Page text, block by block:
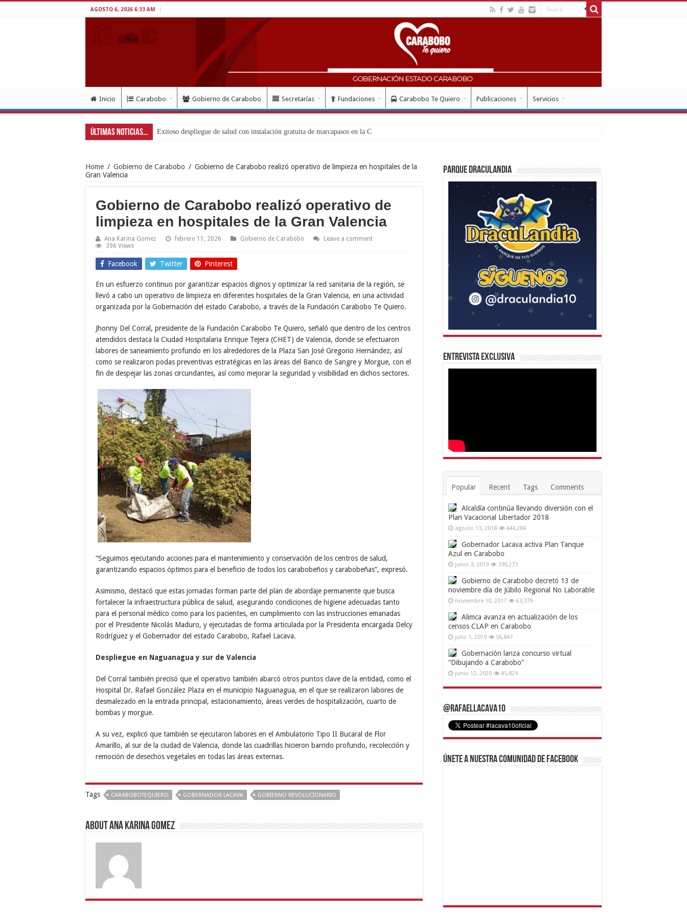
AGOSTO 6, 2026 6:33 AM
Inicio Carabobo Gobierno de Carabobo Secretarías Fundaciones Carabobo Te Quiero Publicaciones Servicios
Últimas Noticias...
Home / Gobierno de Carabobo / Gobierno de Carabobo realizó operativo de limpieza en hospitales de la
Gran Valencia
Gobierno de Carabobo realizó operativo de
limpieza en hospitales de la Gran Valencia
Ana Karina Gomez febrero 11, 2026 Gobierno de Carabobo
Leave a comment
396 Views
Facebook Twitter Pinterest
En un esfuerzo continuo por garantizar espacios dignos y optimizar la red sanitaria de la región, se
llevó a cabo un operativo de limpieza en diferentes hospitales de la Gran Valencia, en una actividad
organizada por la Gobernación del estado Carabobo, a través de la Fundación Carabobo Te Quiero.
Jhonny Del Corral, presidente de la Fundación Carabobo Te Quiero, señaló que dentro de los centros
atendidos destaca la Ciudad Hospitalaria Enrique Tejera (CHET) de Valencia, donde se efectuaron
labores de saneamiento profundo en los alrededores de la Plaza San José Gregorio Hernández, así
como se realizaron podas preventivas estratégicas en las áreas del Banco de Sangre y Morgue, con el
fin de despejar las zonas circundantes, así como mejorar la seguridad y visibilidad en dichos sectores.
“Seguimos ejecutando acciones para el mantenimiento y conservación de los centros de salud,
garantizando espacios óptimos para el beneficio de todos los carabobeños y carabobeñas”, expresó.
Asimismo, destacó que estas jornadas forman parte del plan de abordaje permanente que busca
fortalecer la infraestructura pública de salud, asegurando condiciones de higiene adecuadas tanto
para el personal médico como para los pacientes, en cumplimiento con las instrucciones emanadas
por el Presidente Nicolás Maduro, y ejecutadas de forma articulada por la Presidenta encargada Delcy
Rodríguez y el Gobernador del estado Carabobo, Rafael Lacava.
Despliegue en Naguanagua y sur de Valencia
Del Corral también precisó que el operativo también abarcó otros puntos clave de la entidad, como el
Hospital Dr. Rafael González Plaza en el municipio Naguanagua, en el que se realizaron labores de
desmalezado en la entrada principal, estacionamiento, áreas verdes de hospitalización, cuarto de
bombas y morgue.
A su vez, explicó que también se ejecutaron labores en el Ambulatorio Tipo II Bucaral de Flor
Amarillo, al sur de la ciudad de Valencia, donde las cuadrillas hicieron barrido profundo, recolección y
remoción de desechos vegetales en todas las áreas externas.
Tags CARABOBOTEQUIERO GOBERNADOR LACAVA GOBIERNO REVOLUCIONARIO
About Ana Karina Gomez
Parque Draculandia
Entrevista Exclusiva
Popular Recent Tags Comments
Alcaldía continúa llevando diversión con el
Plan Vacacional Libertador 2018
agosto 13, 2018 444,284
Gobernador Lacava activa Plan Tanque
Azul en Carabobo
junio 3, 2019 330,273
Gobierno de Carabobo decretó 13 de
noviembre día de Júbilo Regional No Laborable
noviembre 10, 2017 63,379
Alimca avanza en actualización de los
censos CLAP en Carabobo
julio 1, 2019 56,847
Gobernación lanza concurso virtual
“Dibujando a Carabobo”
junio 12, 2020 45,829
@RafaelLacava10
Únete a nuestra comunidad de Facebook